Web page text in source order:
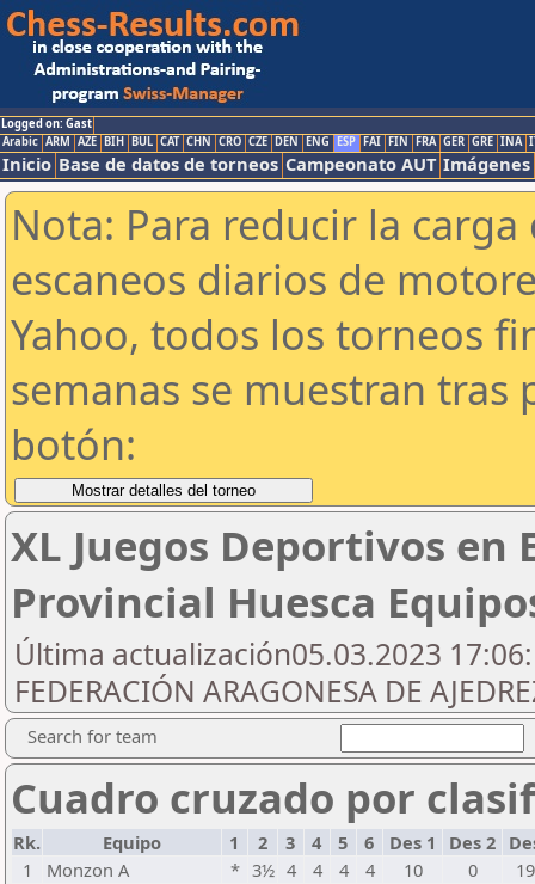
Logged on: Gast
Arabic ARM AZE BIH BUL CAT CHN CRO CZE DEN ENG ESP FAI FIN FRA GER GRE INA
Inicio Base de datos de torneos Campeonato AUT Imágenes
Nota: Para reducir la
escaneos diarios de
Yahoo, todos los torneos
semanas se muestran tras
botón:
XL Juegos Deportivos en
Provincial Huesca
Última actualización05.03.2023
FEDERACIÓN ARAGONESA DE
Search for team
Cuadro cruzado por
Rk. Equipo 1 2 3 4 5 6 Des 1 Des 2
1
Monzon A * 3½ 4 4 4 4 10 0